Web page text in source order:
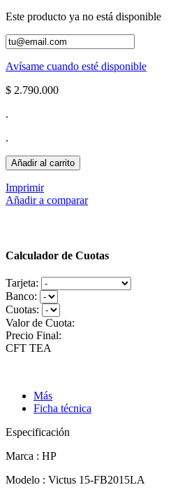
Este producto ya no está disponible
Avísame cuando esté disponible
$ 2.790.000
.
.
Añadir al carrito
Imprimir
Añadir a comparar
Calculador de Cuotas
Tarjeta:
Banco:
Cuotas:
Valor de Cuota:
Precio Final:
CFT TEA
Más
Ficha técnica
Especificación
Marca : HP
Modelo : Victus 15-FB2015LA